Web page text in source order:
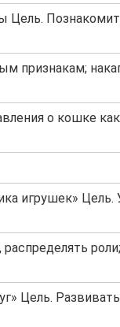
Цель.
признакам;
о кошке
игрушек» Цель.
Цель.